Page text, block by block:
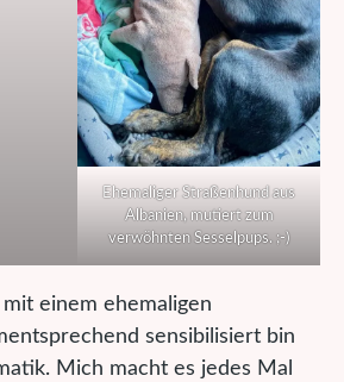
Ehemaliger Straßenhund aus
Albanien, mutiert zum
verwöhnten Sesselpups. ;-)
einem ehemaligen
sensibilisiert bin
Mich macht es jedes Mal